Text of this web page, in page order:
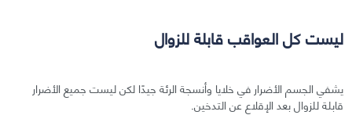
ليست كل العواقب قابلة للزوال
يشفي الجسم الأضرار في خلايا وأنسجة الرئة جيدًا لكن ليست جميع الأضرار
قابلة للزوال بعد الإقلاع عن التدخين.